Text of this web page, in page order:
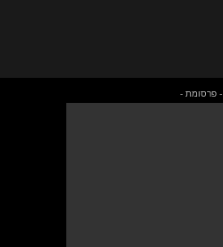
- פרסומת -